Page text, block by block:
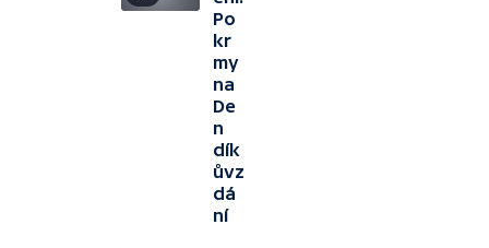
Po
kr
my
na
De
n
dík
ůvz
dá
ní